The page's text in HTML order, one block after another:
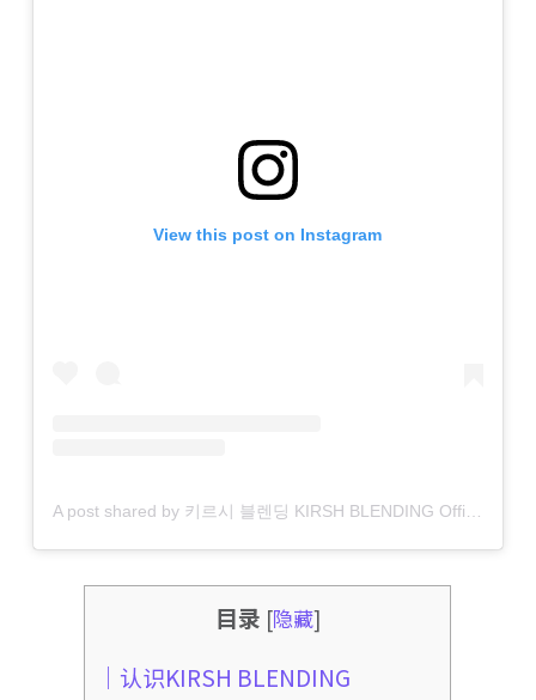
View this post on Instagram
目录 [隐藏]
｜认识KIRSH BLENDING